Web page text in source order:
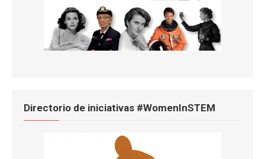
Directorio de iniciativas #WomenInSTEM